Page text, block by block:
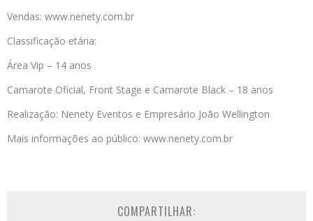
Vendas: www.nenety.com.br
Classificação etária:
Área Vip – 14 anos
Camarote Oficial, Front Stage e Camarote Black – 18 anos
Realização: Nenety Eventos e Empresário João Wellington
Mais informações ao público: www.nenety.com.br
COMPARTILHAR: